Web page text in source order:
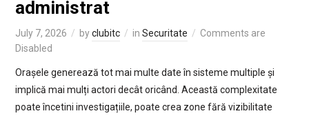
administrat
July 7, 2026 byclubitc in Securitate
Comments are
Disabled
Orașele generează tot mai multe date în sisteme multiple și
implică mai mulți actori decât oricând. Această complexitate
poate încetini investigațiile, poate crea zone fără vizibilitate